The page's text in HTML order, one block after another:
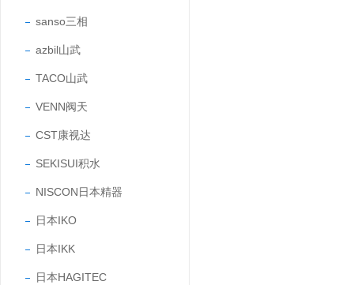
sanso三相
azbil山武
TACO山武
VENN阀天
CST康视达
SEKISUI积水
NISCON日本精器
日本IKO
日本IKK
日本HAGITEC